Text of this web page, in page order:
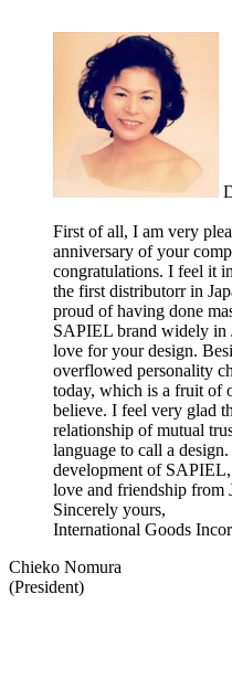
First of all, I am very
anniversary of your
congratulations. I feel it
the first distributorr in
proud of having done
SAPIEL brand widely in
love for your design.
overflowed personality
today, which is a fruit of
believe. I feel very glad
relationship of mutual
language to call a
development of
love and friendship from
Sincerely yours,
International Goods
Chieko Nomura
(President)